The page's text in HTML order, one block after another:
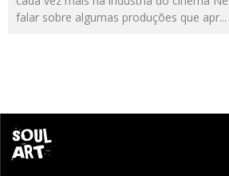
falar sobre algumas produções que apr...